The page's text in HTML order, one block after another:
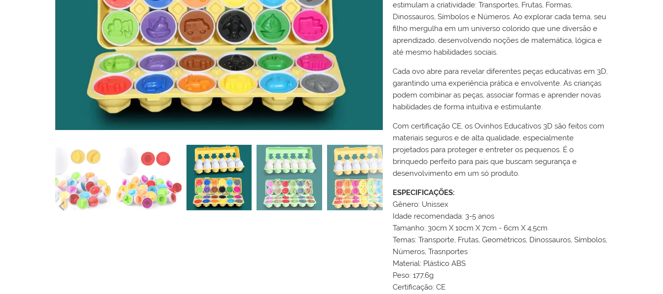
estimulam a criatividade: Transportes, Frutas, Formas,
Dinossauros, Símbolos e Números. Ao explorar cada tema, seu
filho mergulha em um universo colorido que une diversão e
aprendizado, desenvolvendo noções de matemática, lógica e
até mesmo habilidades sociais.
Cada ovo abre para revelar diferentes peças educativas em 3D,
garantindo uma experiência prática e envolvente. As crianças
podem combinar as peças, associar formas e aprender novas
habilidades de forma intuitiva e estimulante.
Com certificação CE, os Ovinhos Educativos 3D são feitos com
materiais seguros e de alta qualidade, especialmente
projetados para proteger e entreter os pequenos. É o
brinquedo perfeito para pais que buscam segurança e
desenvolvimento em um só produto.
ESPECIFICAÇÕES:
Gênero: Unissex
Idade recomendada: 3-5 anos
Tamanho: 30cm X 10cm X 7cm - 6cm X 4,5cm
Temas: Transporte, Frutas, Geométricos, Dinossauros, Símbolos,
Números, Trasnportes
Material: Plástico ABS
Peso: 177,6g
Certificação: CE